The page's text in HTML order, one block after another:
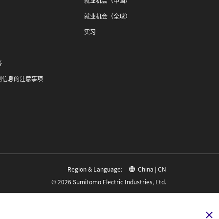
息的注意事项
就业机会（全球）
实习
Region & Language:
China | CN
© 2026 Sumitomo Electric Industries, Ltd.